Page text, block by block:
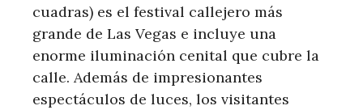
cuadras) es el festival callejero más
grande de Las Vegas e incluye una
enorme iluminación cenital que cubre la
calle. Además de impresionantes
espectáculos de luces, los visitantes